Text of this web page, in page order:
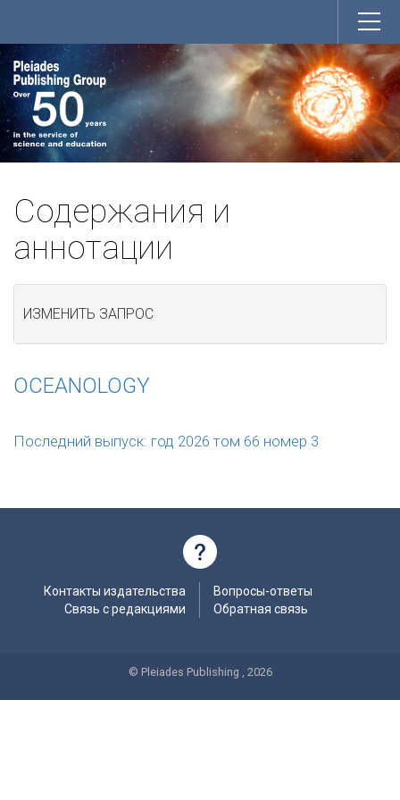
Содержания и
аннотации
ИЗМЕНИТЬ ЗАПРОС
OCEANOLOGY
Последний выпуск: год 2026 том 66 номер 3
Контакты издательства
Связь с редакциями
Вопросы-ответы
Обратная связь
© Pleiades Publishing , 2026